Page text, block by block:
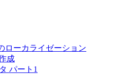
ローカライゼーション
成
パート1